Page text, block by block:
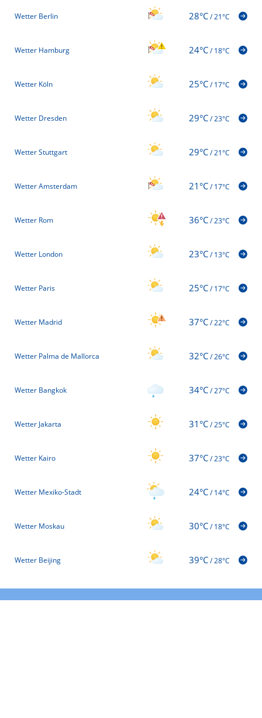
Wetter Berlin 28°C/21°C
Wetter Hamburg 24°C/18°C
Wetter Köln 25°C/17°C
Wetter Dresden 29°C/23°C
Wetter Stuttgart 29°C/21°C
Wetter Amsterdam 21°C/17°C
Wetter Rom 36°C/23°C
Wetter London 23°C/13°C
Wetter Paris 25°C/17°C
Wetter Madrid 37°C/22°C
Wetter Palma de Mallorca 32°C/26°C
Wetter Bangkok 34°C/27°C
Wetter Jakarta 31°C/25°C
Wetter Kairo 37°C/23°C
Wetter Mexiko-Stadt 24°C/14°C
Wetter Moskau 30°C/18°C
Wetter Beijing 39°C/28°C